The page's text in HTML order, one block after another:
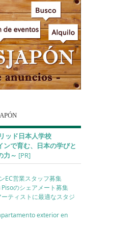
ッド日本人学校
ンで育む、日本の学びと
力～ [PR]
EC営業スタッフ募集
のシェアメート募集
ティストに最適なスタジ
exterior en